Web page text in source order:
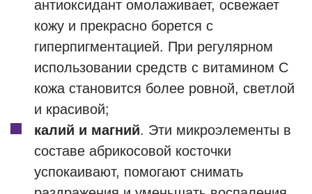
антиоксидант омолаживает, освежает
кожу и прекрасно борется с
гиперпигментацией. При регулярном
использовании средств с витамином С
кожа становится более ровной, светлой
и красивой;
калий и магний. Эти микроэлементы в
составе абрикосовой косточки
успокаивают, помогают снимать